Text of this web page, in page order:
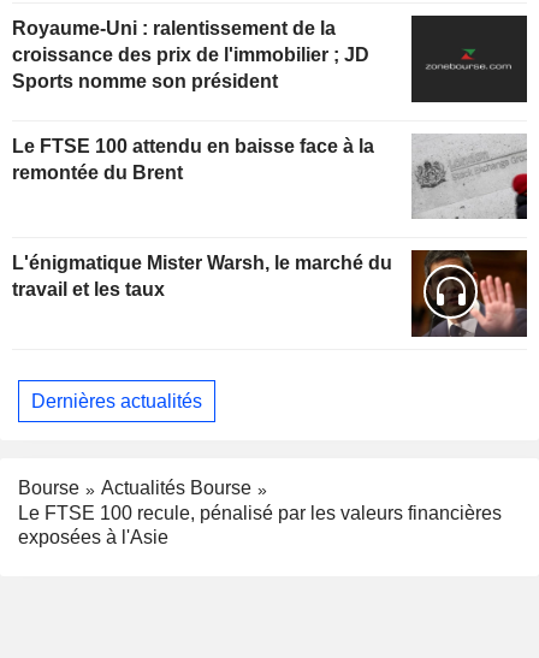
Royaume-Uni : ralentissement de la
croissance des prix de l'immobilier ; JD
Sports nomme son président
Le FTSE 100 attendu en baisse face à la
remontée du Brent
L'énigmatique Mister Warsh, le marché du
travail et les taux
Dernières actualités
Bourse
Actualités Bourse
Le FTSE 100 recule, pénalisé par les valeurs financières
exposées à l'Asie